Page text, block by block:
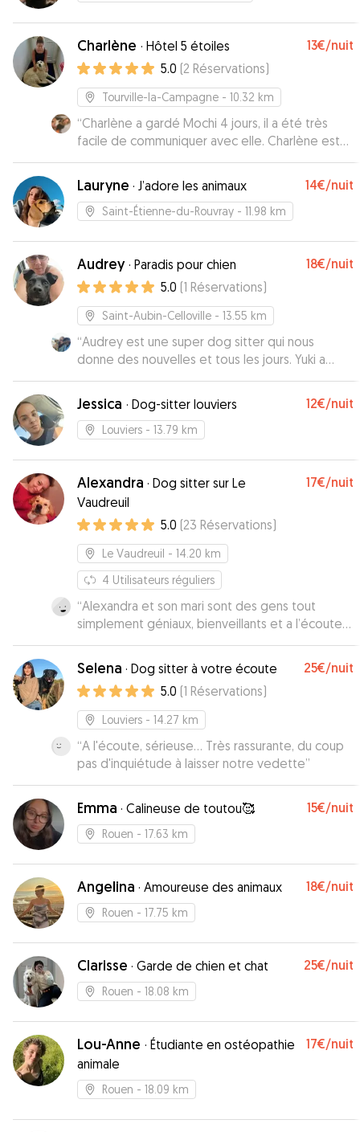
Charlène · Hôtel 5 étoiles 13€/nuit
5.0 (2 Réservations)
Tourville-la-Campagne - 10.32 km
“Charlène a gardé Mochi 4 jours, il a été très
facile de communiquer avec elle. Charlène est
très sympa, à un jardin clôturé et prend le temps
de promener vos animaux. Elle m’a en plus
envoyé des photos tous les jours ce que j’ai
adoré car c’est la première fois que je faisais
Charlène”
Lauryne · J’adore les animaux 14€/nuit
Saint-Étienne-du-Rouvray - 11.98 km
Audrey · Paradis pour chien 18€/nuit
5.0 (1 Réservations)
Saint-Aubin-Celloville - 13.55 km
“Audrey est une super dog sitter qui nous
donne des nouvelles et tous les jours. Yuki a
trouvé sa maison de vacances avec plein de
copains !
Jessica · Dog-sitter louviers 12€/nuit
Louviers - 13.79 km
Alexandra · Dog sitter sur Le
Vaudreuil
17€/nuit
5.0 (23 Réservations)
Le Vaudreuil - 14.20 km
4 Utilisateurs réguliers
“Alexandra et son mari sont des gens tout
simplement géniaux, bienveillants et a l’écoute
de l’animal comme du maitre. Ma chienne Lizzy a
été choyée et s’est très bien entendue avec
leur adorable chien Reglisse. J’ai eu des
nouvelles et des photos très régulièrement afin
de me rassurer pleinement. Je suis ravie de
savoir que je peux avoir recours a des gens
comme eux pour prendre soin de ma chienne si
je devais m’absenter a nouveau. Je recommande
a 100%!:)”
Selena · Dog sitter à votre écoute 25€/nuit
5.0 (1 Réservations)
Louviers - 14.27 km
“A l'écoute, sérieuse... Très rassurante, du coup
pas d'inquiétude à laisser notre vedette”
Emma · Calineuse de toutou🥰 15€/nuit
Rouen - 17.63 km
Angelina · Amoureuse des animaux 18€/nuit
Rouen - 17.75 km
Clarisse · Garde de chien et chat 25€/nuit
Rouen - 18.08 km
Lou-Anne · Étudiante en ostéopathie
animale
17€/nuit
Rouen - 18.09 km